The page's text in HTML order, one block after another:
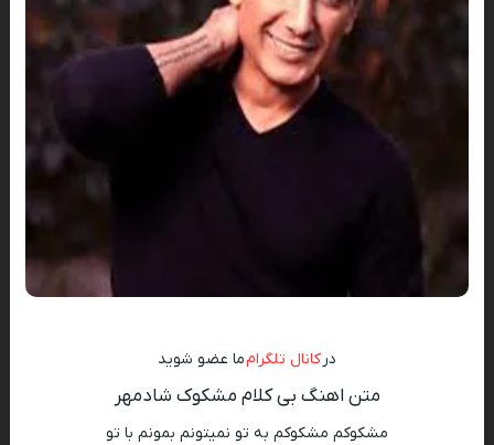
در کانال تلگرامما عضو شوید
متن اهنگ بی کلام مشکوک شادمهر
مشکوکم مشکوکم به تو نمیتونم بمونم با تو